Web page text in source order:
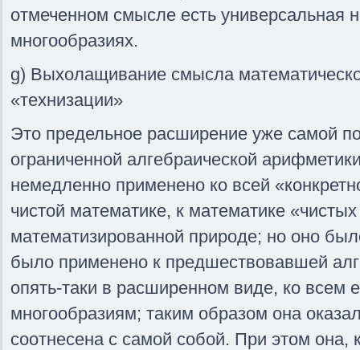
отмеченном смысле есть универсальная
многообразиях.
g) Выхолащивание смысла
«технизации»
Это предельное расширение уже самой
ограниченной алгебраической
немедленно применено ко всей
чистой математике, к математике
математизированной природе; но оно
было применено к предшествовавшей
опять-таки в расширенном виде, ко
многообразиям; таким образом она
соотнесена с самой собой. При этом она,